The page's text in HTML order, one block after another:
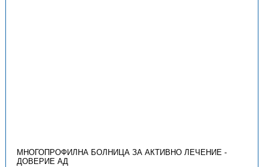
МНОГОПРОФИЛНА БОЛНИЦА ЗА АКТИВНО ЛЕЧЕНИЕ -
ДОВЕРИЕ АД